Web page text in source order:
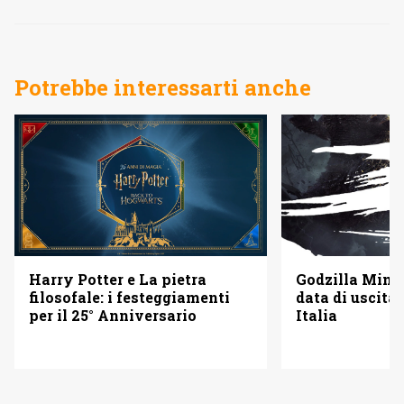
Potrebbe interessarti anche
Harry Potter e La pietra
filosofale: i festeggiamenti
per il 25° Anniversario
Godzilla
data di uscita
Italia